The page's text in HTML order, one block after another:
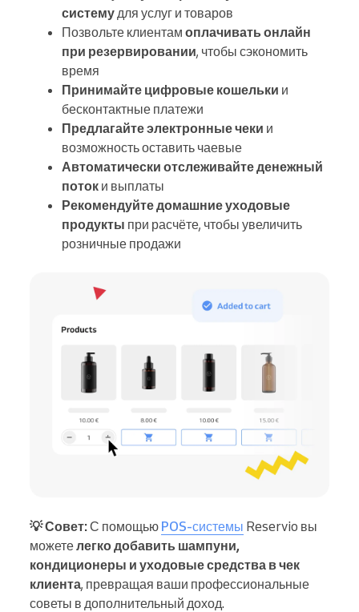
системудля услуг и товаров
Позвольте клиентам оплачивать онлайн
при резервировании, чтобы сэкономить
время
Принимайте цифровые кошельки и
бесконтактные платежи
Предлагайте электронные чеки и
возможность оставить чаевые
Автоматически отслеживайте денежный
поток и выплаты
Рекомендуйте домашние уходовые
продукты при расчёте, чтобы увеличить
розничные продажи
💡 Совет:С помощью POS-системы Reservio вы
можетелегко добавить шампуни,
кондиционеры и уходовые средства в чек
клиента, превращая ваши профессиональные
советы в дополнительный доход.